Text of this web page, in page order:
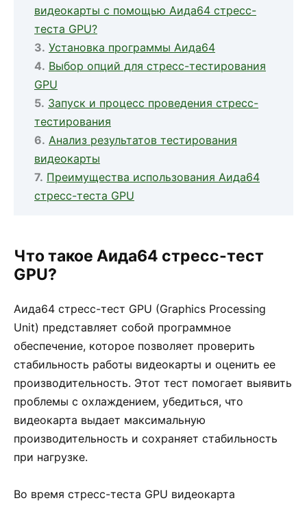
видеокарты с помощью Аида64 стресс-
теста GPU?
Установка программы Аида64
Выбор опций для стресс-тестирования
GPU
Запуск и процесс проведения стресс-
тестирования
Анализ результатов тестирования
видеокарты
Преимущества использования Аида64
стресс-теста GPU
Что такое Аида64 стресс-тест
GPU?
Аида64 стресс-тест GPU (Graphics Processing
Unit) представляет собой программное
обеспечение, которое позволяет проверить
стабильность работы видеокарты и оценить ее
производительность. Этот тест помогает выявить
проблемы с охлаждением, убедиться, что
видеокарта выдает максимальную
производительность и сохраняет стабильность
при нагрузке.
Во время стресс-теста GPU видеокарта